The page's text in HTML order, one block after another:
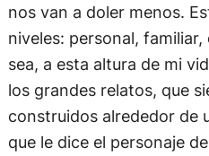
nos van a doler menos.
niveles: personal,
sea, a esta altura de mi
los grandes relatos, que
construidos alrededor de
que le dice el personaje